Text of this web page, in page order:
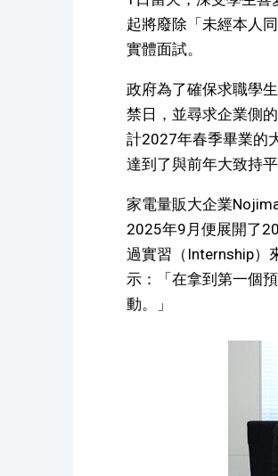
起將廢除「未經本人
實體面試。
政府為了確保求職學
禁日，並尋求企業側
計2027年春季畢業的
達到了與前年大致持平
家電量販大企業
2025年9月便展開了
過實習（Internship）
示：「在拿到第一個
動。」